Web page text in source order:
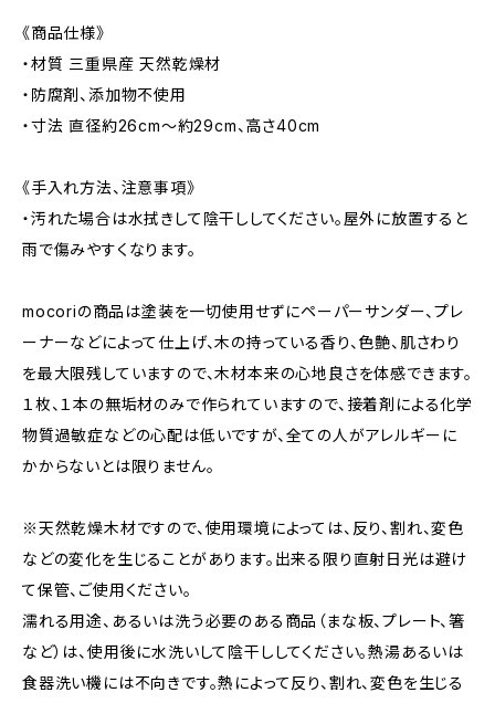
《商品仕様》
・材質 三重県産 天然乾燥材
・防腐剤、添加物不使用
・寸法 直径約26cm〜約29cm、高さ40cm
《手入れ方法、注意事項》
・汚れた場合は水拭きして陰干ししてください。屋外に放置すると
雨で傷みやすくなります。
mocoriの商品は塗装を一切使用せずにペーパーサンダー、プレ
ーナーなどによって仕上げ、木の持っている香り、色艶、肌さわり
を最大限残していますので、木材本来の心地良さを体感できます。
１枚、１本の無垢材のみで作られていますので、接着剤による化学
物質過敏症などの心配は低いですが、全ての人がアレルギーに
かからないとは限りません。
※天然乾燥木材ですので、使用環境によっては、反り、割れ、変色
などの変化を生じることがあります。出来る限り直射日光は避け
て保管、ご使用ください。
濡れる用途、あるいは洗う必要のある商品（まな板、プレート、箸
など）は、使用後に水洗いして陰干ししてください。熱湯あるいは
食器洗い機には不向きです。熱によって反り、割れ、変色を生じる